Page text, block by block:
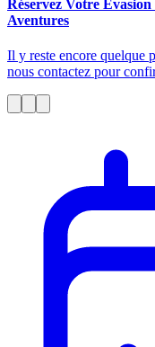
Réservez Votre
Aventures
Il y reste encore quelque
nous contactez pour